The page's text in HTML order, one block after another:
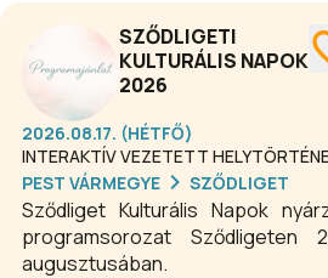
SZŐDLIGETI
KULTURÁLIS NAPOK
2026
2026.08.17. (HÉTFŐ)
INTERAKTÍV VEZETETT
PEST VÁRMEGYE
SZŐDLIGET
Sződliget Kulturális Napok
programsorozat Sződligeten
augusztusában.